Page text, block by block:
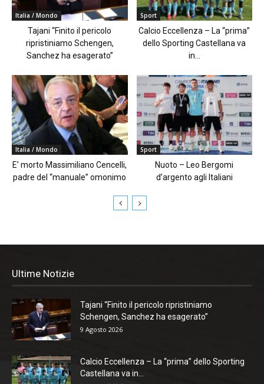
Italia / Mondo
Tajani “Finito il pericolo
ripristiniamo Schengen,
Sanchez ha esagerato”
Sport
Calcio Eccellenza – La “prima”
dello Sporting Castellana va
in...
Italia / Mondo
E’ morto Massimiliano Cencelli,
padre del “manuale” omonimo
Sport
Nuoto – Leo Bergomi
d’argento agli Italiani
Ultime Notizie
Tajani “Finito il pericolo ripristiniamo
Schengen, Sanchez ha esagerato”
9 Agosto 2026
Calcio Eccellenza – La “prima” dello Sporting
Castellana va in...